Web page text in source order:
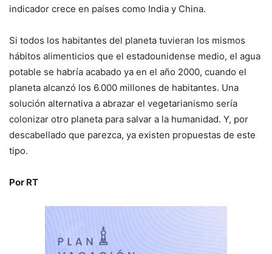
indicador crece en países como India y China.
Si todos los habitantes del planeta tuvieran los mismos
hábitos alimenticios que el estadounidense medio, el agua
potable se habría acabado ya en el año 2000, cuando el
planeta alcanzó los 6.000 millones de habitantes. Una
solución alternativa a abrazar el vegetarianismo sería
colonizar otro planeta para salvar a la humanidad. Y, por
descabellado que parezca, ya existen propuestas de este
tipo.
Por RT